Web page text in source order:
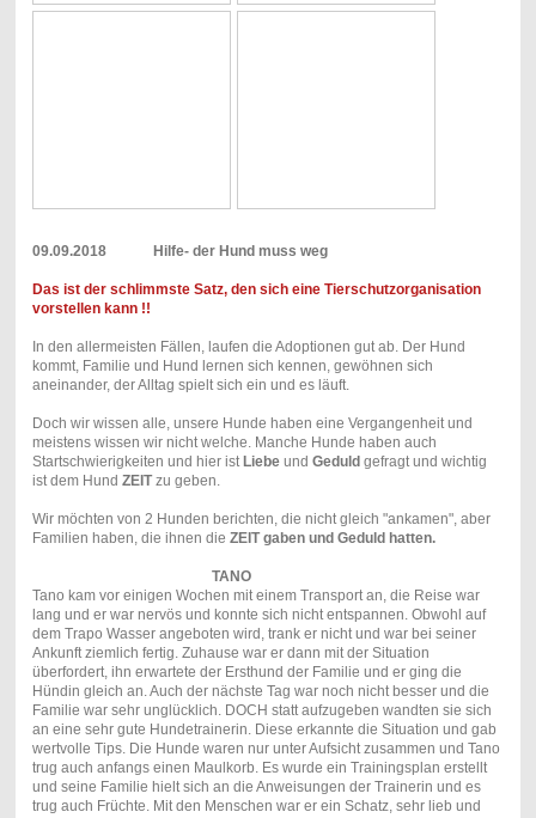
09.09.2018 Hilfe- der Hund muss weg
Das ist der schlimmste Satz, den sich eine Tierschutzorganisation
vorstellen kann !!
In den allermeisten Fällen, laufen die Adoptionen gut ab. Der Hund
kommt, Familie und Hund lernen sich kennen, gewöhnen sich
aneinander, der Alltag spielt sich ein und es läuft.
Doch wir wissen alle, unsere Hunde haben eine Vergangenheit und
meistens wissen wir nicht welche. Manche Hunde haben auch
Startschwierigkeiten und hier ist Liebeund Geduldgefragt und wichtig
ist dem Hund ZEITzu geben.
Wir möchten von 2 Hunden berichten, die nicht gleich "ankamen", aber
Familien haben, die ihnen die ZEIT gaben und Geduld hatten.
TANO
Tano kam vor einigen Wochen mit einem Transport an, die Reise war
lang und er war nervös und konnte sich nicht entspannen. Obwohl auf
dem Trapo Wasser angeboten wird, trank er nicht und war bei seiner
Ankunft ziemlich fertig. Zuhause war er dann mit der Situation
überfordert, ihn erwartete der Ersthund der Familie und er ging die
Hündin gleich an. Auch der nächste Tag war noch nicht besser und die
Familie war sehr unglücklich. DOCH statt aufzugeben wandten sie sich
an eine sehr gute Hundetrainerin. Diese erkannte die Situation und gab
wertvolle Tips. Die Hunde waren nur unter Aufsicht zusammen und Tano
trug auch anfangs einen Maulkorb. Es wurde ein Trainingsplan erstellt
und seine Familie hielt sich an die Anweisungen der Trainerin und es
trug auch Früchte. Mit den Menschen war er ein Schatz, sehr lieb und